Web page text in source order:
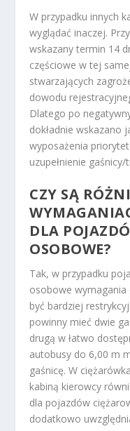
W przypadku innych
wyglądać inaczej.
wskazany termin 14
częściowe w tej
stwarzających
dowodu
Dlatego po
dokładnie wskazano
wyposażenia
uzupełnienie
CZY SĄ
DLA
OSOBOWE?
Tak, w przypadku
osobowe
być bardziej
powinny mieć dwie
drugą w łatwo
autobusy do 6,00 m
gaśnicę. W
kabiną kierowcy
dla pojazdów
dodatkowo